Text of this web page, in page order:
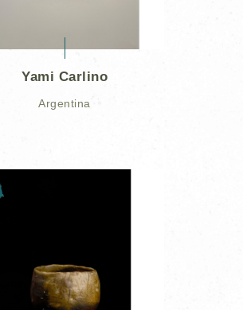
Yami Carlino
Argentina